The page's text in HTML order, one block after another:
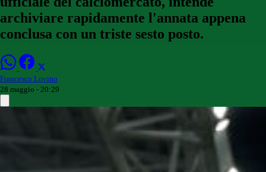
archiviare rapidamente l'annata appena
conclusa con un triste sesto posto.
Francesco Lovino
28 maggio - 20:29